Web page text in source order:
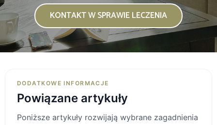
KONTAKT W SPRAWIE LECZENIA
DODATKOWE INFORMACJE
Powiązane artykuły
Poniższe artykuły rozwijają wybrane zagadnienia